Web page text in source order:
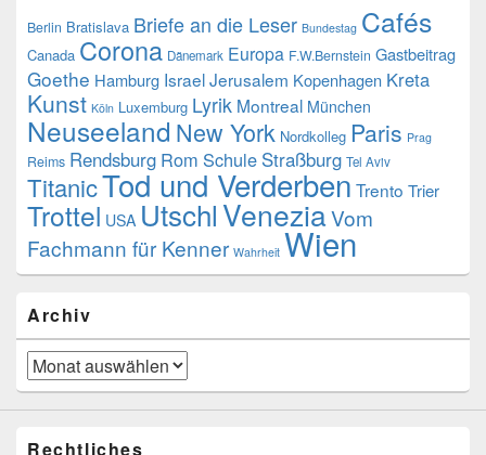
Berlin Bratislava Briefe an die Leser Bundestag Cafés
Canada Corona Dänemark Europa F.W.Bernstein Gastbeitrag
Goethe Hamburg IsraelJerusalem Kopenhagen Kreta
Kunst Köln Luxemburg Lyrik Montreal München
Neuseeland New York Nordkolleg Paris Prag
Reims Rendsburg Rom Schule Straßburg Tel Aviv
TitanicTod und Verderben Trento Trier
Trottel USA UtschlVeneziaVom
Fachmann für Kenner Wahrheit Wien
Archiv
Archiv
Rechtliches